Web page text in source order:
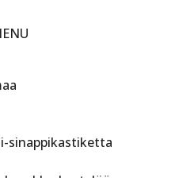
sinappikastiketta